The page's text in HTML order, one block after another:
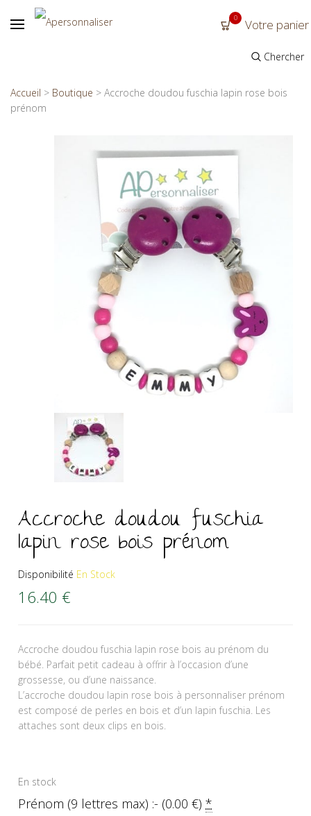
0 Votre panier
Chercher
Accueil > Boutique > Accroche doudou fuschia lapin rose bois
prénom
Accroche doudou fuschia
lapin rose bois prénom
Disponibilité En Stock
16.40 €
Accroche doudou fuschia lapin rose bois au prénom du
bébé. Parfait petit cadeau à offrir à l’occasion d’une
grossesse, ou d’une naissance.
L’accroche doudou lapin rose bois à personnaliser prénom
est composé de perles en bois et d’un lapin fuschia. Les
attaches sont deux clips en bois.
En stock
Prénom (9 lettres max) :- (0.00€)*